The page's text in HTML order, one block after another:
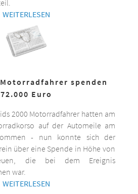
WEITERLESEN
spenden
72.000 Euro
2000 Motorradfahrer hatten am
auf der Automeile am
- nun konnte sich der
über eine Spende in Höhe von
die bei dem Ereignis
war.
WEITERLESEN